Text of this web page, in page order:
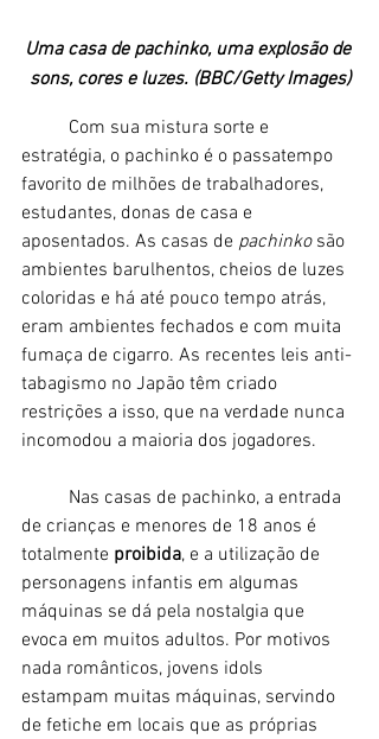
Uma casa de pachinko, uma explosão de
sons, cores e luzes. (BBC/Getty Images)
estratégia, o pachinko é o passatempo
favorito de milhões de trabalhadores,
estudantes, donas de casa e
aposentados. As casas de pachinko são
ambientes barulhentos, cheios de luzes
coloridas e há até pouco tempo atrás,
eram ambientes fechados e com muita
fumaça de cigarro. As recentes leis anti-
tabagismo no Japão têm criado
restrições a isso, que na verdade nunca
incomodou a maioria dos jogadores.
de crianças e menores de 18 anos é
totalmente proibida, e a utilização de
personagens infantis em algumas
máquinas se dá pela nostalgia que
evoca em muitos adultos. Por motivos
nada românticos, jovens idols
estampam muitas máquinas, servindo
de fetiche em locais que as próprias